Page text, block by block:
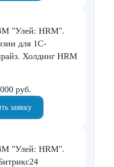
"Улей: HRM".
для 1С-
Холдинг HRM
руб.
Оставить заявку
"Улей: HRM".